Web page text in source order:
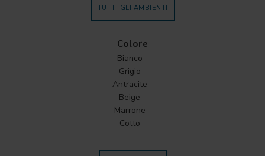
TUTTI GLI AMBIENTI
Colore
Bianco
Grigio
Antracite
Beige
Marrone
Cotto